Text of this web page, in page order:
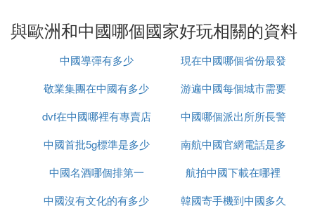
人。 社會形態：肯亞曾是英國的殖民地，肯亞首都
內羅畢隨處可見50、60年代的英式建築。自60年代
獨立以後，沒有什麼發展，貧窮依然是肯亞的標志。
除此之外80%的賭場都是中國人開的。中國人在肯亞
的社會地位很高，源於中國人在肯亞的經濟地位，同
當黑人兄弟得知你come from China 他必然會詢問討
教有關Chinese Kongfu的事兒。在黑人的印象里，每
一個中國人都身懷絕技。 飲食：如果跟團走，你需
要享受好幾天英式美食，黃油，烤肉，羅非魚幾乎是
與歐洲和中國哪個國家好玩相關的資料
中國導彈有多少
現在中國哪個省份最發
達
敬業集團在中國有多少
辦事處
游遍中國每個城市需要
多久
dvf在中國哪裡有專賣店
中國哪個派出所所長警
銜最高
中國首批5g標準是多少
南航中國官網電話是多
少錢
中國名酒哪個排第一
航拍中國下載在哪裡
中國沒有文化的有多少
韓國寄手機到中國多久